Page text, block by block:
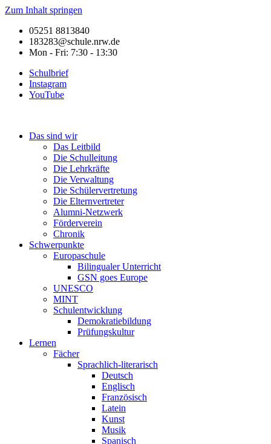
Zum Inhalt springen
05251 8813840
183283@schule.nrw.de
Mon - Fri: 7:30 - 13:30
Schulbrief
Instagram
YouTube
Das sind wir
Das Leitbild
Die Schulleitung
Die Lehrkräfte
Die Verwaltung
Die Schülervertretung
Die Elternvertreter
Alumni-Netzwerk
Förderverein
Chronik
Schwerpunkte
Europaschule
Bilingualer Unterricht
GSN goes Europe
UNESCO
MINT
Schulentwicklung
Demokratiebildung
Prüfungskultur
Lernen
Fächer
Sprachlich-literarisch
Deutsch
Englisch
Französisch
Latein
Kunst
Musik
Spanisch